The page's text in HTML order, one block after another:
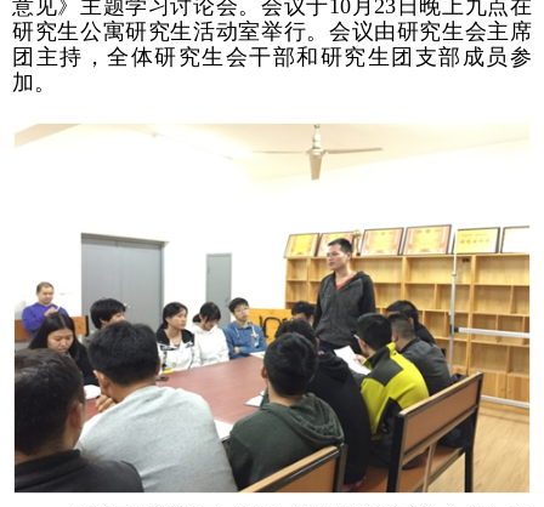
意见》主题学习讨论会。会议于10月23 日晚上九点在
研究生公寓研究生活动室举行。会议由研究生会主席
团主持，全体研究生会干部和研究生团支部成员参
加。